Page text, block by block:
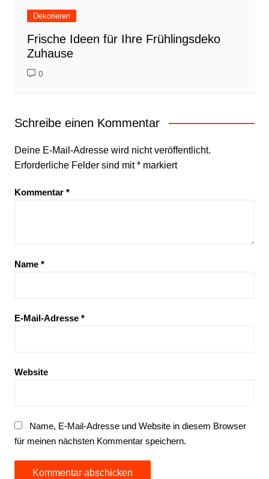
Dekorieren
Frische Ideen für Ihre Frühlingsdeko
Zuhause
0
Schreibe einen Kommentar
Deine E-Mail-Adresse wird nicht veröffentlicht.
Erforderliche Felder sind mit*markiert
Kommentar *
Name *
E-Mail-Adresse *
Website
Name, E-Mail-Adresse und Website in diesem Browser
für meinen nächsten Kommentar speichern.